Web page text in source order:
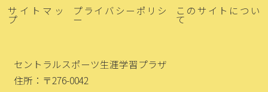
サイトマッ
プ
プライバシーポリシ
ー
このサイトについ
て
セントラルスポーツ生涯学習プラザ
住所：〒276-0042